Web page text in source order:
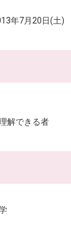
年7月20日(土)
解できる者